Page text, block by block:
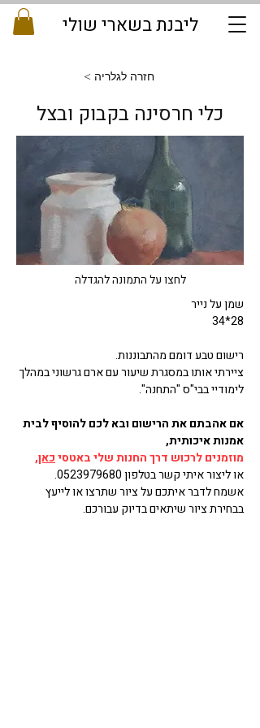
ליבנת בשארי שולי
< חזרה לגלריה
כלי חרסינה בקבוק ובצל
לחצו על התמונה להגדלה
שמן על נייר
34*28
רישום טבע דומם מהתבוננות.
ציירתי אותו במסגרת שיעור עם ארם גרשוני במהלך
לימודיי בבי"ס "התחנה".
אם אהבתם את הרישום ובא לכם להוסיף לבית
אמנות איכותית,
מוזמנים לרכוש דרך החנות שלי באטסי כאן,
או ליצור איתי קשר בטלפון 0523979680.
אשמח לדבר איתכם על ציור שתרצו או לייעץ
בבחירת ציור שיתאים בדיוק עבורכם.